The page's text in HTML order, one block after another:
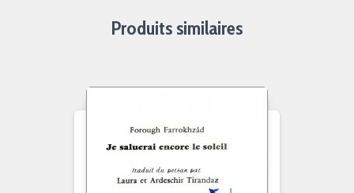
Produits similaires